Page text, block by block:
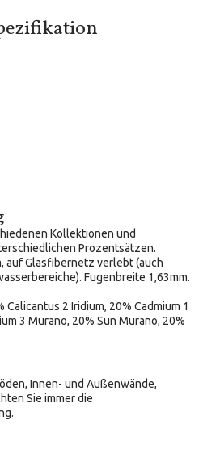
Kollektionen und
Prozentsätzen.
auf Glasfibernetz verlebt (auch
Fugenbreite 1,63mm.
Calicantus 2 Iridium, 20% Cadmium 1
3 Murano, 20% Sun Murano, 20%
Innen- und Außenwände,
Sie immer die